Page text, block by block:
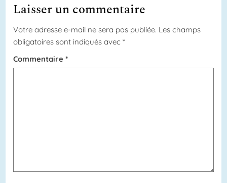
Laisser un commentaire
Votre adresse e-mail ne sera pas publiée. Les champs
obligatoires sont indiqués avec*
Commentaire*